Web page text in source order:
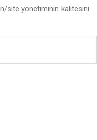
site yönetiminin kalitesini